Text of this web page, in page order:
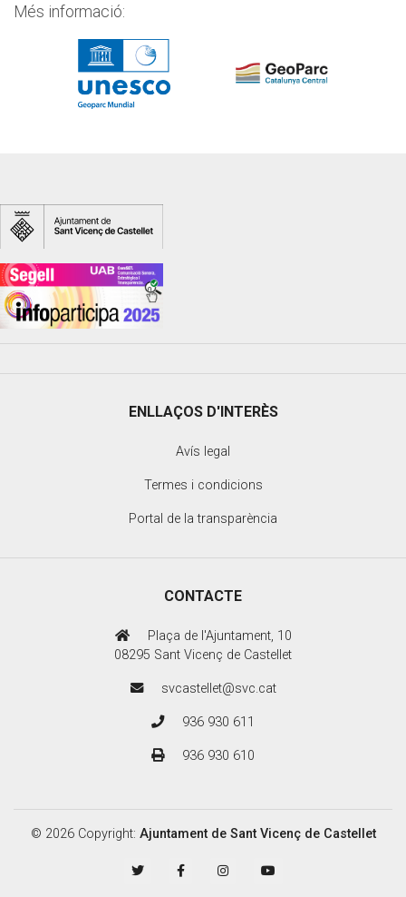
Més informació:
ENLLAÇOS D'INTERÈS
Avís legal
Termes i condicions
Portal de la transparència
CONTACTE
Plaça de l'Ajuntament, 10
08295 Sant Vicenç de Castellet
svcastellet@svc.cat
936 930 611
936 930 610
© 2026 Copyright: Ajuntament de Sant Vicenç de Castellet